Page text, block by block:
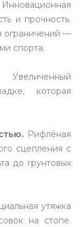
и прочность.
ограничений —
спорта.
Увеличенный
которая
Рифлёная
сцепления с
до грунтовых
утяжка
на стопе.